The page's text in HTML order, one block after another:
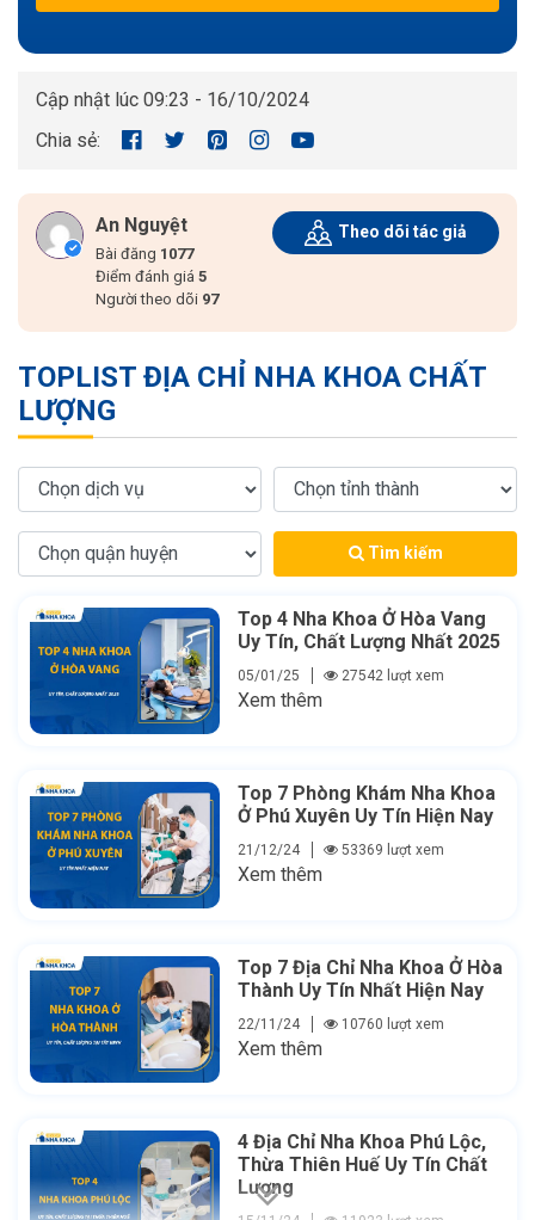
Cập nhật lúc 09:23 - 16/10/2024
Chia sẻ:
An Nguyệt
Bài đăng 1077
Điểm đánh giá 5
Người theo dõi 97
Theo dõi tác giả
TOPLIST ĐỊA CHỈ NHA KHOA CHẤT
LƯỢNG
Tìm kiếm
Top 4 Nha Khoa Ở Hòa Vang
Uy Tín, Chất Lượng Nhất 2025
05/01/25 27542 lượt xem
Xem thêm
Top 7 Phòng Khám Nha Khoa
Ở Phú Xuyên Uy Tín Hiện Nay
21/12/24 53369 lượt xem
Xem thêm
Top 7 Địa Chỉ Nha Khoa Ở Hòa
Thành Uy Tín Nhất Hiện Nay
22/11/24 10760 lượt xem
Xem thêm
4 Địa Chỉ Nha Khoa Phú Lộc,
Thừa Thiên Huế Uy Tín Chất
Lượng